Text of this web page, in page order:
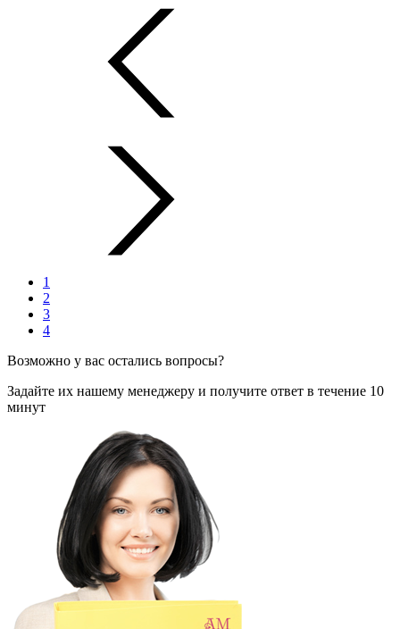
1
2
3
4
Возможно у вас остались вопросы?
Задайте их нашему менеджеру и получите ответ в течение 10
минут